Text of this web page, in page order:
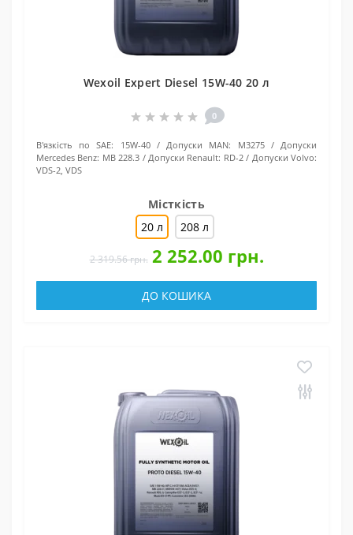
Wexoil Expert Diesel 15W-40 20 л
0
В'язкість по SAE: 15W-40 Допуски MAN: M3275
Допуски
Mercedes Benz: MB 228.3 Допуски Renault: RD-2
Допуски Volvo:
VDS-2, VDS
Місткість
20 л
208 л
2 319.56 грн. 2 252.00 грн.
ДО КОШИКА